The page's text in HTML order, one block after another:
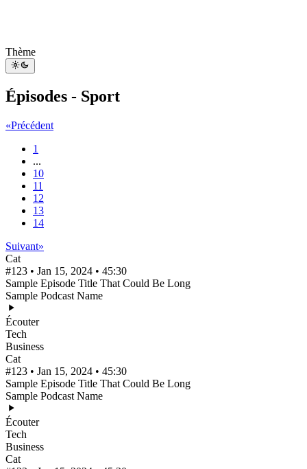
Thème
Épisodes - Sport
«Précédent
1
...
10
11
12
13
14
Suivant»
Cat
#123 • Jan 15, 2024 • 45:30
Sample Episode Title That Could Be Long
Sample Podcast Name
Écouter
Tech
Business
Cat
#123 • Jan 15, 2024 • 45:30
Sample Episode Title That Could Be Long
Sample Podcast Name
Écouter
Tech
Business
Cat